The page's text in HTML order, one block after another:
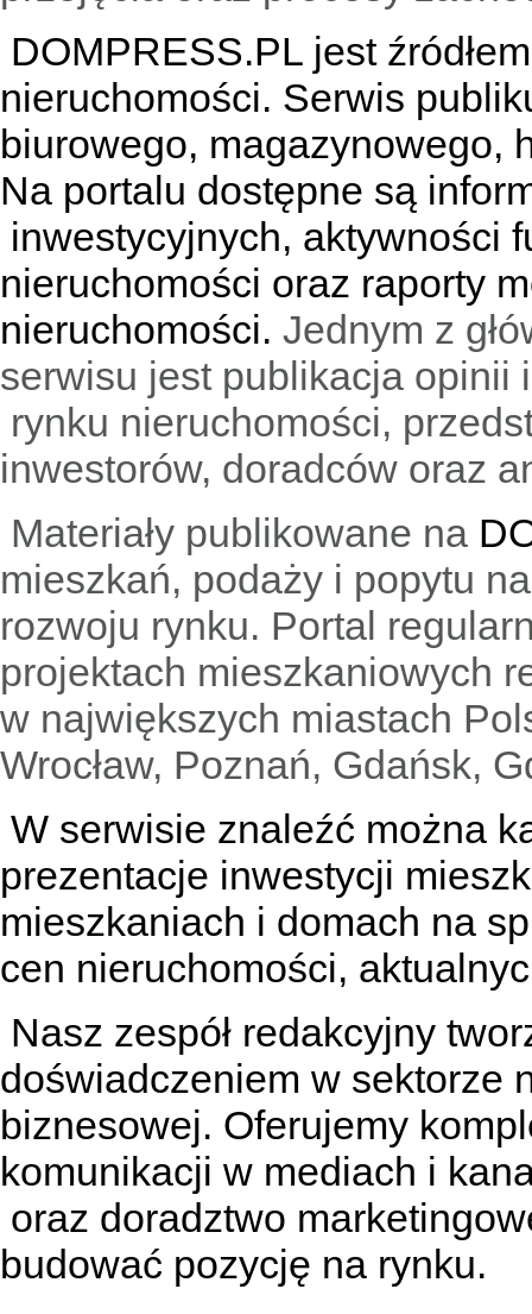
DOMPRESS.PL jest
nieruchomości. Serwis
biurowego, magazynowego,
Na portalu dostępne są
inwestycyjnych, aktywności
nieruchomości oraz raporty
nieruchomości. Jednym z
serwisu jest publikacja
rynku nieruchomości,
inwestorów, doradców oraz
Materiały publikowane na
mieszkań, podaży i popytu
rozwoju rynku. Portal
projektach mieszkaniowych
w największych miastach
Wrocław, Poznań, Gdańsk,
W serwisie znaleźć można
prezentacje inwestycji
mieszkaniach i domach na
cen nieruchomości,
Nasz zespół redakcyjny
doświadczeniem w sektorze
biznesowej. Oferujemy
komunikacji w mediach i
oraz doradztwo
budować pozycję na rynku.